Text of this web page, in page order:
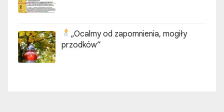
„Ocalmy od zapomnienia, mogiły
przodków”